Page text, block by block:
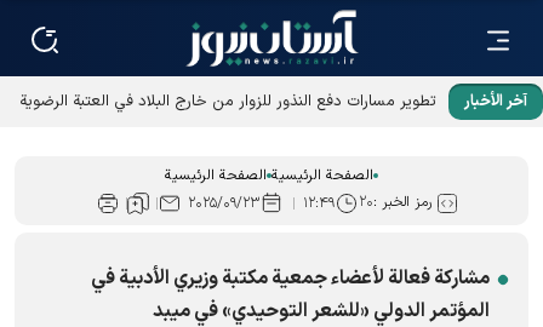
آخر الأخبار
تطوير مسارات دفع النذور للزوار من خارج البلاد في العتبة الرضوية
الصفحة الرئيسية الصفحة الرئيسية
رمز الخبر :۲۰ ۱۲:۴۹ ۲۰۲۵/۰۹/۲۳
مشارکة فعالة لأعضاء جمعية مكتبة وزيري الأدبية في
المؤتمر الدولي «للشعر التوحيدي» في میبد